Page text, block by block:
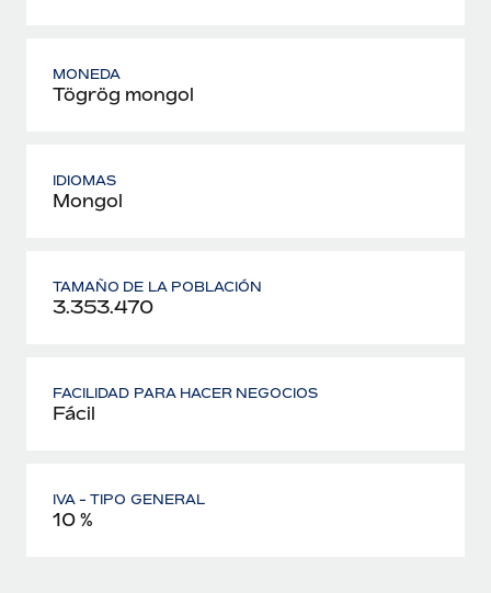
MONEDA
Tögrög mongol
IDIOMAS
Mongol
TAMAÑO DE LA POBLACIÓN
3.353.470
FACILIDAD PARA HACER NEGOCIOS
Fácil
IVA - TIPO GENERAL
10 %